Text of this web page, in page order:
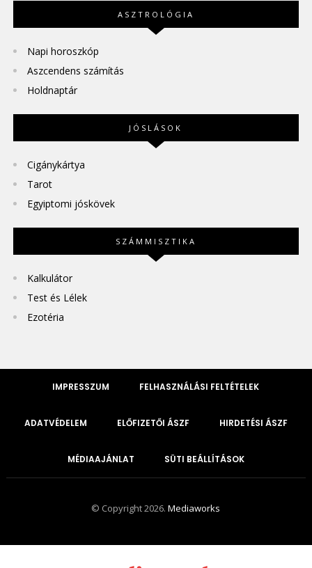
ASZTROLÓGIA
Napi horoszkóp
Aszcendens számítás
Holdnaptár
JÓSLÁSOK
Cigánykártya
Tarot
Egyiptomi jóskövek
SZÁMMISZTIKA
Kalkulátor
Test és Lélek
Ezotéria
IMPRESSZUM FELHASZNÁLÁSI FELTÉTELEK
ADATVÉDELEM ELŐFIZETŐI ÁSZF HIRDETÉSI ÁSZF
MÉDIAAJÁNLAT SÜTI BEÁLLÍTÁSOK
© Copyright 2026.Mediaworks